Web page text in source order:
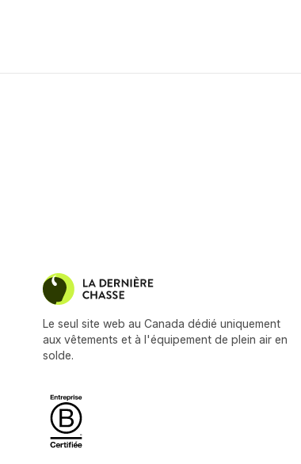
Le seul site web au Canada dédié uniquement
aux vêtements et à l'équipement de plein air en
solde.